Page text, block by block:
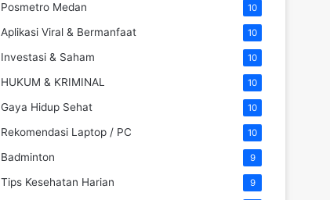
Posmetro Medan 10
Aplikasi Viral & Bermanfaat 10
Investasi & Saham 10
HUKUM & KRIMINAL 10
Gaya Hidup Sehat 10
Rekomendasi Laptop / PC 10
Badminton 9
Tips Kesehatan Harian 9